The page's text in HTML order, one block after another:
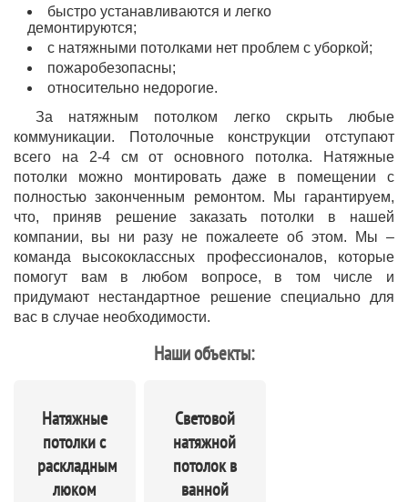
быстро устанавливаются и легко
демонтируются;
с натяжными потолками нет проблем с уборкой;
пожаробезопасны;
относительно недорогие.
За натяжным потолком легко скрыть любые
коммуникации. Потолочные конструкции отступают
всего на 2-4 см от основного потолка. Натяжные
потолки можно монтировать даже в помещении с
полностью законченным ремонтом. Мы гарантируем,
что, приняв решение заказать потолки в нашей
компании, вы ни разу не пожалеете об этом. Мы –
команда высококлассных профессионалов, которые
помогут вам в любом вопросе, в том числе и
придумают нестандартное решение специально для
вас в случае необходимости.
Наши объекты:
Натяжные
потолки с
раскладным
люком
Световой
натяжной
потолок в
ванной